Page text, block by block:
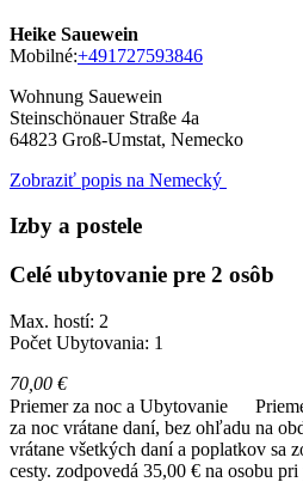
Heike Sauewein
Mobilné:+491727593846
Wohnung Sauewein
Steinschönauer Straße 4a
64823 Groß-Umstat, Nemecko
Zobraziť popis na Nemecký
Izby a postele
Celé ubytovanie pre 2 osôb
Max. hostí: 2
Počet Ubytovania: 1
70,00 €
Priemer za noc a Ubytovanie
za noc vrátane daní, bez ohľadu na
vrátane všetkých daní a poplatkov sa
cesty. zodpovedá 35,00 € na osobu pri